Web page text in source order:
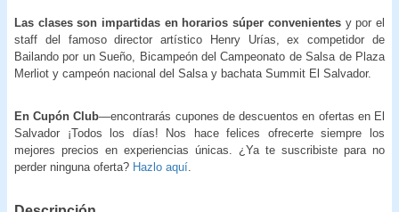
Las clases son impartidas en horarios súper convenientesy por el
staff del famoso director artístico Henry Urías, ex competidor de
Bailando por un Sueño, Bicampeón del Campeonato de Salsa de Plaza
Merliot y campeón nacional del Salsa y bachata Summit El Salvador.
En Cupón Club—encontrarás cupones de descuentos en ofertas en El
Salvador ¡Todos los días! Nos hace felices ofrecerte siempre los
mejores precios en experiencias únicas. ¿Ya te suscribiste para no
perder ninguna oferta? Hazlo aquí